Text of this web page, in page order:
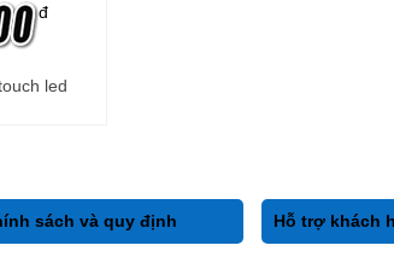
đ
led
sách và quy định Hỗ trợ khách